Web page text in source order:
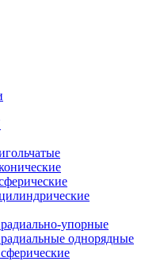
упорные
однорядные